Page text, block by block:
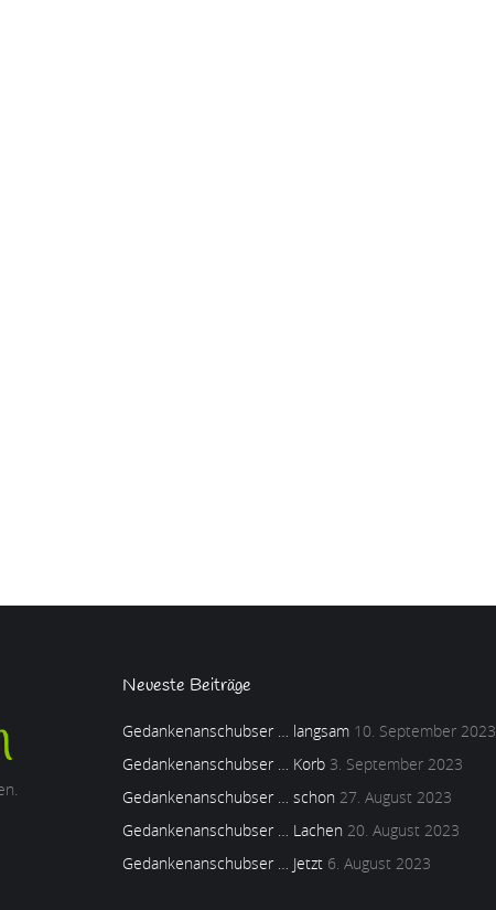
Neueste Beiträge
Gedankenanschubser … langsam 10. September 2023
Gedankenanschubser … Korb 3. September 2023
Gedankenanschubser … schon 27. August 2023
Gedankenanschubser … Lachen 20. August 2023
Gedankenanschubser … Jetzt 6. August 2023